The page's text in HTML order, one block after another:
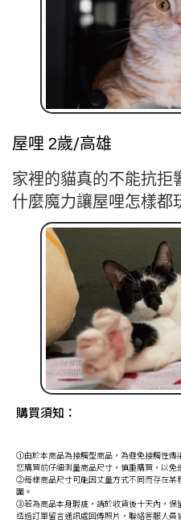
屋哩 2歲/高雄
家裡的貓真的不能抗拒
什麼魔力讓屋哩怎樣都
購買須知：
①由於本商品為接觸型商品，為避免接觸性傳
您購買前仔細測量商品尺寸，慎重購買，以免
②每樣商品尺寸可能因丈量方式不同而存在
圍。
③若為商品本身瑕疵，請於收貨後十天內，保
透過訂單留言通訊處回傳照片，聯絡客服人員